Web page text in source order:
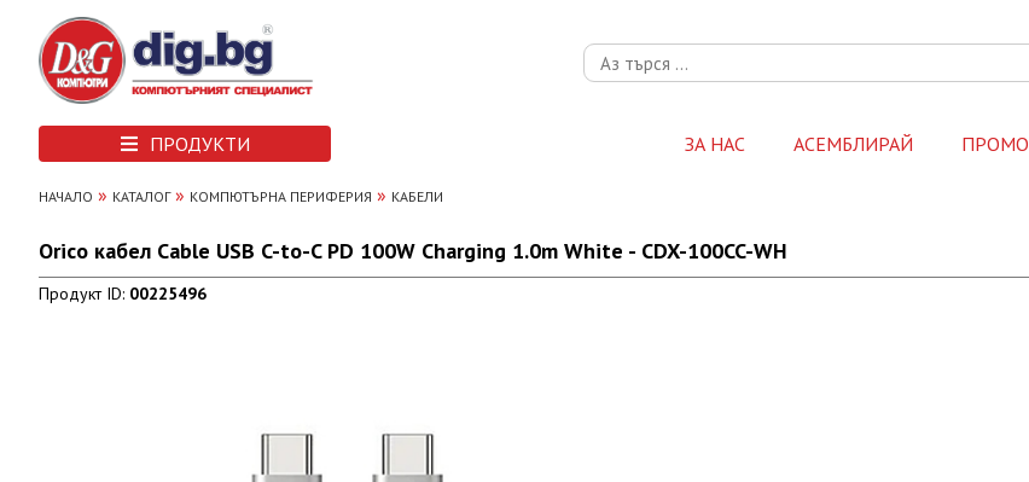
ПРОДУКТИ ЗА НАС АСЕМБЛИРАЙ
НАЧАЛО » КАТАЛОГ» КОМПЮТЪРНА ПЕРИФЕРИЯ » КАБЕЛИ
Orico кабел Cable USB C-to-C PD 100W Charging 1.0m White - CDX-100CC-WH
Продукт ID: 00225496